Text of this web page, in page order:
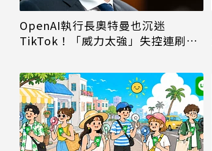
OpenAI執行長奧特曼也沉迷
TikTok！「威力太強」失控連刷3